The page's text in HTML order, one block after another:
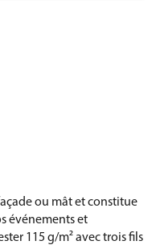
ou mât et constitue
événements et
115 g/m² avec trois fils